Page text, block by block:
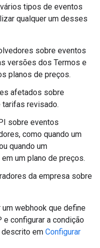
tipos de eventos
qualquer um desses
sobre eventos
versões dos Termos e
planos de preços.
afetados sobre
tarifas revisado.
sobre eventos
como quando um
quando um
um plano de preços.
da empresa sobre
webhook que define
e configurar a condição
descrito em Configurar